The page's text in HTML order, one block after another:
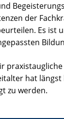
der
Es ist
hat
zu werden.